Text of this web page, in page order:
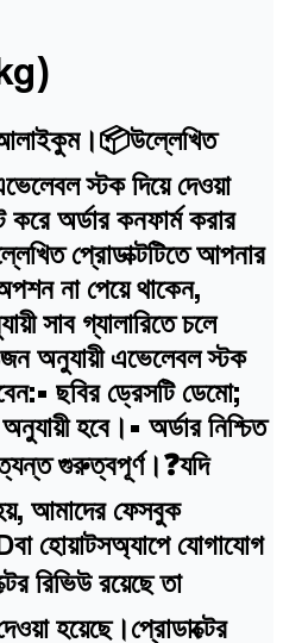
আলাইকুম।📦উল্লেখিত
স্টক দিয়ে দেওয়া
অর্ডার কনফার্ম করার
প্রোডাক্টটিতে আপনার
না পেয়ে থাকেন,
সাব গ্যালারিতে চলে
অনুযায়ী এভেলেবল স্টক
ছবির ড্রেসটি ডেমো;
হবে।• অর্ডার নিশ্চিত
গুরুত্বপূর্ণ।❓যদি
আমাদের ফেসবুক
হোয়াটসঅ্যাপে যোগাযোগ
রিভিউ রয়েছে তা
হয়েছে।প্রোডাক্টের